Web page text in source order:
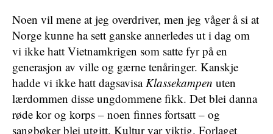
Noen vil mene at jeg overdriver, men jeg våger å si at
Norge kunne ha sett ganske annerledes ut i dag om
vi ikke hatt Vietnamkrigen som satte fyr på en
generasjon av ville og gærne tenåringer. Kanskje
hadde vi ikke hatt dagsavisaKlassekampen uten
lærdommen disse ungdommene fikk. Det blei danna
røde kor og korps – noen finnes fortsatt – og
sangbøker blei utgitt. Kultur var viktig. Forlaget